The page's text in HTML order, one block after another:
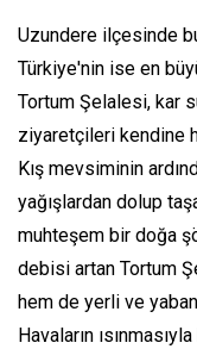
Uzundere ilçesinde
Türkiye'nin ise en
Tortum Şelalesi, kar
ziyaretçileri kendine
Kış mevsiminin
yağışlardan dolup
muhteşem bir doğa
debisi artan Tortum
hem de yerli ve
Havaların